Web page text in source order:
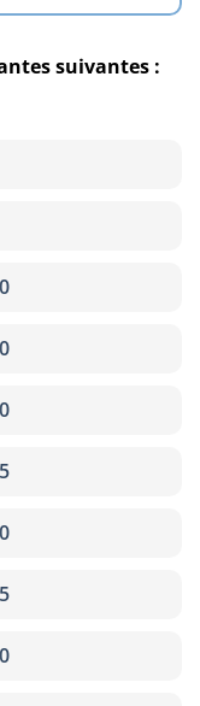
suivantes :